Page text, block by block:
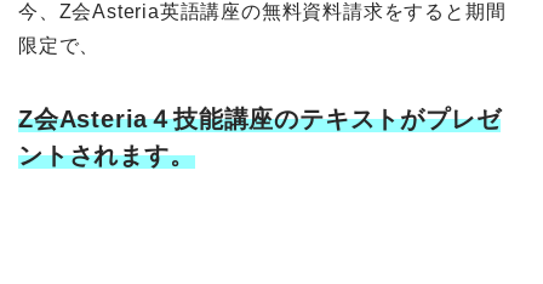
今、Z会Asteria英語講座の無料資料請求をすると期間
限定で、
Z会Asteria４技能講座のテキストがプレゼ
ントされます。